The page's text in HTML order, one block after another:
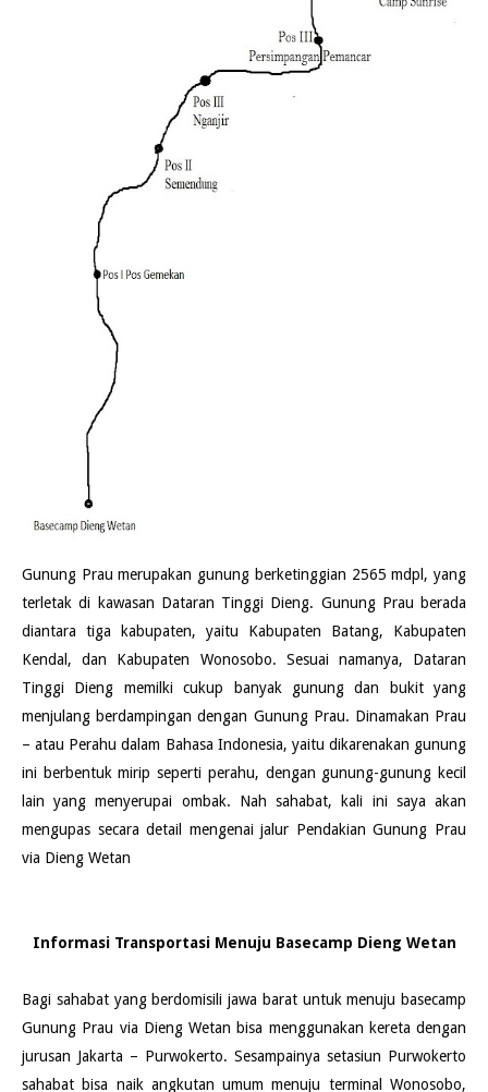
Gunung Prau merupakan gunung berketinggian 2565 mdpl, yang
terletak di kawasan Dataran Tinggi Dieng. Gunung Prau berada
diantara tiga kabupaten, yaitu Kabupaten Batang, Kabupaten
Kendal, dan Kabupaten Wonosobo. Sesuai namanya, Dataran
Tinggi Dieng memilki cukup banyak gunung dan bukit yang
menjulang berdampingan dengan Gunung Prau. Dinamakan Prau
– atau Perahu dalam Bahasa Indonesia, yaitu dikarenakan gunung
ini berbentuk mirip seperti perahu, dengan gunung-gunung kecil
lain yang menyerupai ombak. Nah sahabat, kali ini saya akan
mengupas secara detail mengenai jalur Pendakian Gunung Prau
via Dieng Wetan
Informasi Transportasi Menuju Basecamp Dieng Wetan
Bagi sahabat yang berdomisili jawa barat untuk menuju basecamp
Gunung Prau via Dieng Wetan bisa menggunakan kereta dengan
jurusan Jakarta – Purwokerto. Sesampainya setasiun Purwokerto
sahabat bisa naik angkutan umum menuju terminal Wonosobo,